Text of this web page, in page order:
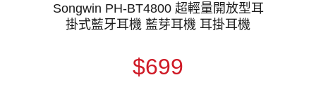
Songwin PH-BT4800 超輕量開放型耳
掛式藍牙耳機 藍芽耳機 耳掛耳機
$699